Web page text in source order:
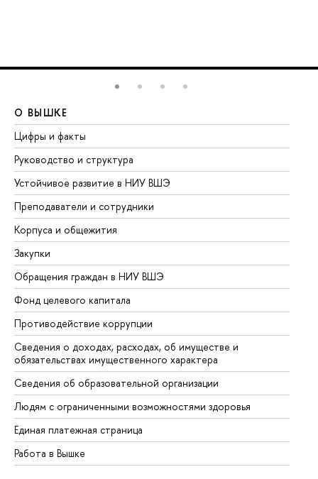
О ВЫШКЕ
Цифры и факты
Руководство и структура
Устойчивое развитие в НИУ ВШЭ
Преподаватели и сотрудники
Корпуса и общежития
Закупки
Обращения граждан в НИУ ВШЭ
Фонд целевого капитала
Противодействие коррупции
Сведения о доходах, расходах, об имуществе и
обязательствах имущественного характера
Сведения об образовательной организации
Людям с ограниченными возможностями здоровья
Единая платежная страница
Работа в Вышке